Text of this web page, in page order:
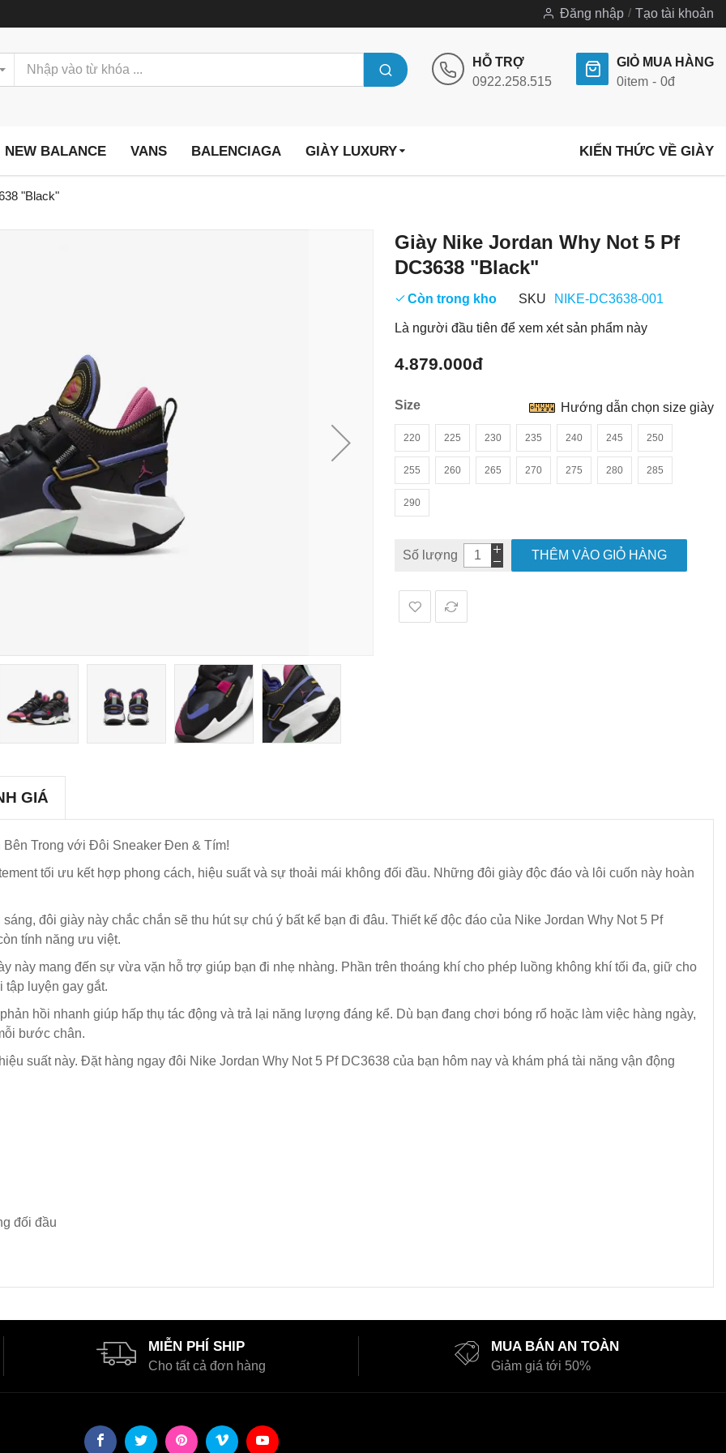
Đăng nhập Tạo tài khoản
HỖ TRỢ
0922.258.515
GIỎ MUA HÀNG
0item 0đ
NEW BALANCE VANS BALENCIAGA GIÀY LUXURY KIẾN THỨC VỀ GIÀY
"Black"
Giày Nike Jordan Why Not 5 Pf
DC3638 "Black"
Còn trong kho SKU NIKE-DC3638-001
Là người đầu tiên để xem xét sản phẩm này
4.879.000đ
Size
220 225 230 235 240 245 250
255 260 265 270 275 280 285
290
Hướng dẫn chọn size giày
Số lượng THÊM VÀO GIỎ HÀNG
Chuyển
phần
GIÁ
Bên Trong với Đôi Sneaker Đen & Tím!
tối ưu kết hợp phong cách, hiệu suất và sự thoải mái không đối đầu. Những đôi giày độc đáo và lôi cuốn này hoàn
đôi giày này chắc chắn sẽ thu hút sự chú ý bất kể bạn đi đâu. Thiết kế độc đáo của Nike Jordan Why Not 5 Pf
tính năng ưu việt.
này mang đến sự vừa vặn hỗ trợ giúp bạn đi nhẹ nhàng. Phần trên thoáng khí cho phép luồng không khí tối đa, giữ cho
tập luyện gay gắt.
hồi nhanh giúp hấp thụ tác động và trả lại năng lượng đáng kể. Dù bạn đang chơi bóng rổ hoặc làm việc hàng ngày,
bước chân.
suất này. Đặt hàng ngay đôi Nike Jordan Why Not 5 Pf DC3638 của bạn hôm nay và khám phá tài năng vận động
đối đầu
MIỄN PHÍ SHIP
Cho tất cả đơn hàng
MUA BÁN AN TOÀN
Giảm giá tới 50%